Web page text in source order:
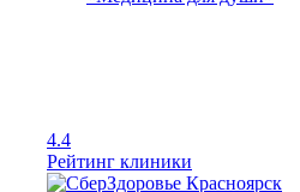
4.4
Рейтинг клиники